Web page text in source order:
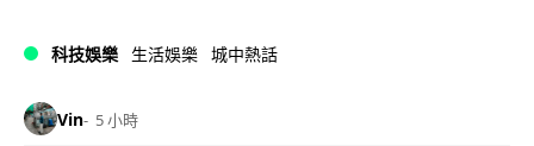
科技娛樂 生活娛樂 城中熱話
Vin 5 小時